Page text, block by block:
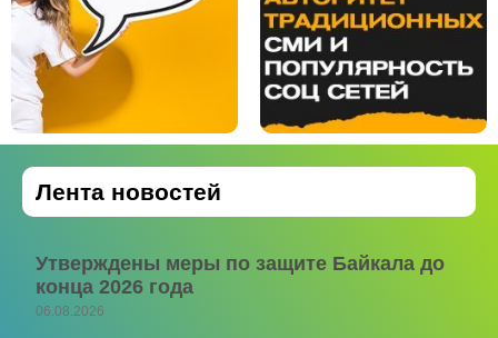
Лента новостей
Утверждены меры по защите Байкала до
конца 2026 года
06.08.2026